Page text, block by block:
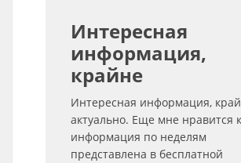
Интересная
информация,
крайне
Интересная информация,
актуально. Еще мне нравится
информация по неделям
представлена в бесплатной